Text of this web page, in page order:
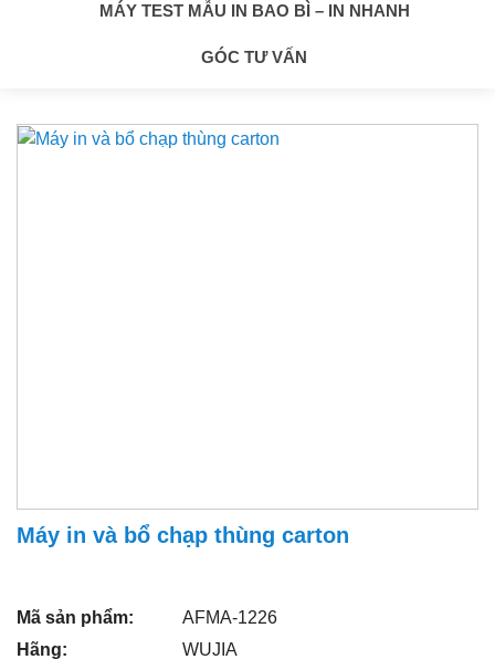
MÁY TEST MẪU IN BAO BÌ – IN NHANH
GÓC TƯ VẤN
Máy in và bổ chạp thùng carton
Mã sản phẩm:
AFMA-1226
Hãng:
WUJIA